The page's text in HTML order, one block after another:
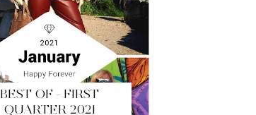
BEST OF - FIRST
QUARTER 2021